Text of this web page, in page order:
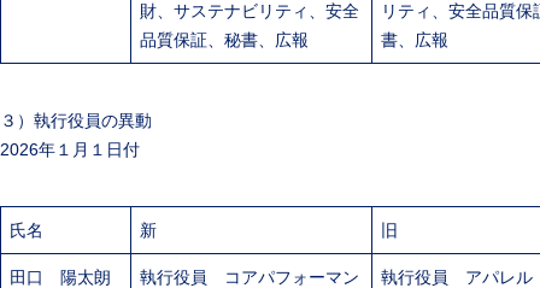
財、サステナビリティ、安全
品質保証、秘書、広報
リティ、安全品質保
書、広報
３）執行役員の異動
2026年１月１日付
氏名 新 旧
田口 陽太朗
執行役員 コアパフォーマン
執行役員 アパレル